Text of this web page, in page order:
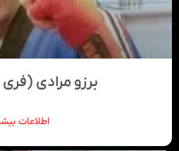
برزو مرادی
اطلاعات